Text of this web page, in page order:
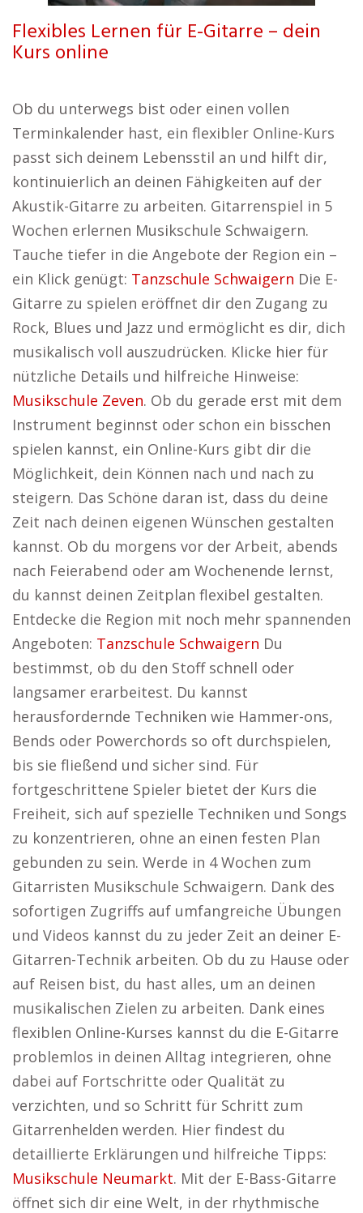
Flexibles Lernen für E-Gitarre – dein
Kurs online
Ob du unterwegs bist oder einen vollen
Terminkalender hast, ein flexibler Online-Kurs
passt sich deinem Lebensstil an und hilft dir,
kontinuierlich an deinen Fähigkeiten auf der
Akustik-Gitarre zu arbeiten. Gitarrenspiel in 5
Wochen erlernen Musikschule Schwaigern.
Tauche tiefer in die Angebote der Region ein –
ein Klick genügt: Tanzschule Schwaigern Die E-
Gitarre zu spielen eröffnet dir den Zugang zu
Rock, Blues und Jazz und ermöglicht es dir, dich
musikalisch voll auszudrücken. Klicke hier für
nützliche Details und hilfreiche Hinweise:
Musikschule Zeven. Ob du gerade erst mit dem
Instrument beginnst oder schon ein bisschen
spielen kannst, ein Online-Kurs gibt dir die
Möglichkeit, dein Können nach und nach zu
steigern. Das Schöne daran ist, dass du deine
Zeit nach deinen eigenen Wünschen gestalten
kannst. Ob du morgens vor der Arbeit, abends
nach Feierabend oder am Wochenende lernst,
du kannst deinen Zeitplan flexibel gestalten.
Entdecke die Region mit noch mehr spannenden
Angeboten: Tanzschule Schwaigern Du
bestimmst, ob du den Stoff schnell oder
langsamer erarbeitest. Du kannst
herausfordernde Techniken wie Hammer-ons,
Bends oder Powerchords so oft durchspielen,
bis sie fließend und sicher sind. Für
fortgeschrittene Spieler bietet der Kurs die
Freiheit, sich auf spezielle Techniken und Songs
zu konzentrieren, ohne an einen festen Plan
gebunden zu sein. Werde in 4 Wochen zum
Gitarristen Musikschule Schwaigern. Dank des
sofortigen Zugriffs auf umfangreiche Übungen
und Videos kannst du zu jeder Zeit an deiner E-
Gitarren-Technik arbeiten. Ob du zu Hause oder
auf Reisen bist, du hast alles, um an deinen
musikalischen Zielen zu arbeiten. Dank eines
flexiblen Online-Kurses kannst du die E-Gitarre
problemlos in deinen Alltag integrieren, ohne
dabei auf Fortschritte oder Qualität zu
verzichten, und so Schritt für Schritt zum
Gitarrenhelden werden. Hier findest du
detaillierte Erklärungen und hilfreiche Tipps:
Musikschule Neumarkt. Mit der E-Bass-Gitarre
öffnet sich dir eine Welt, in der rhythmische